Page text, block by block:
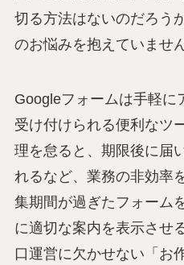
切る方法はないのだろう
のお悩みを抱えていませ
Googleフォームは手軽に
受け付けられる便利なツ
理を怠ると、期限後に届
れるなど、業務の非効率
集期間が過ぎたフォーム
に適切な案内を表示させ
口運営に欠かせない「お